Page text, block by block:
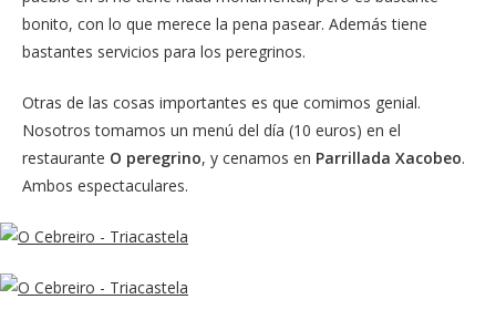
bonito, con lo que merece la pena pasear. Además tiene
bastantes servicios para los peregrinos.
Otras de las cosas importantes es que comimos genial.
Nosotros tomamos un menú del día (10 euros) en el
restaurante O peregrino, y cenamos en Parrillada Xacobeo.
Ambos espectaculares.